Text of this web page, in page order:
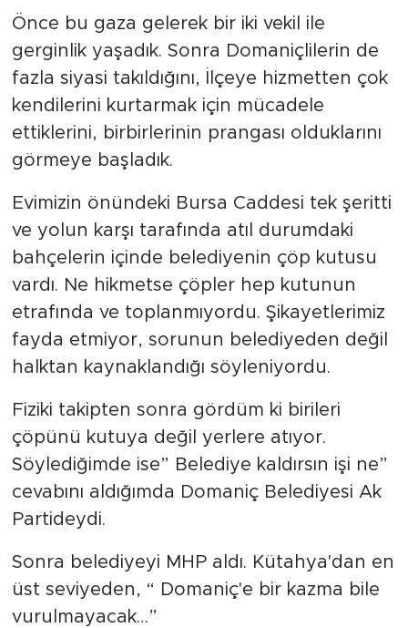
Önce bu gaza gelerek bir iki vekil ile
gerginlik yaşadık. Sonra Domaniçlilerin de
fazla siyasi takıldığını, İlçeye hizmetten çok
kendilerini kurtarmak için mücadele
ettiklerini, birbirlerinin prangası olduklarını
görmeye başladık.
Evimizin önündeki Bursa Caddesi tek şeritti
ve yolun karşı tarafında atıl durumdaki
bahçelerin içinde belediyenin çöp kutusu
vardı. Ne hikmetse çöpler hep kutunun
etrafında ve toplanmıyordu. Şikayetlerimiz
fayda etmiyor, sorunun belediyeden değil
halktan kaynaklandığı söyleniyordu.
Fiziki takipten sonra gördüm ki birileri
çöpünü kutuya değil yerlere atıyor.
Söylediğimde ise” Belediye kaldırsın işi ne”
cevabını aldığımda Domaniç Belediyesi Ak
Partideydi.
Sonra belediyeyi MHP aldı. Kütahya'dan en
üst seviyeden, “ Domaniç'e bir kazma bile
vurulmayacak…”